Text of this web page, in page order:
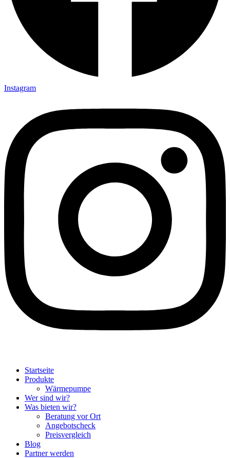
Instagram
Startseite
Produkte
Wärmepumpe
Wer sind wir?
Was bieten wir?
Beratung vor Ort
Angebotscheck
Preisvergleich
Blog
Partner werden